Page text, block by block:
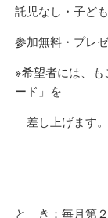
託児なし・子ど
参加無料・プレ
※希望者には、も
ード」を
差し上げます。
と き：毎月第